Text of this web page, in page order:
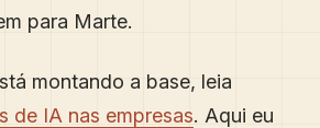
para Marte.
montando a base, leia
de IA nas empresas. Aqui eu